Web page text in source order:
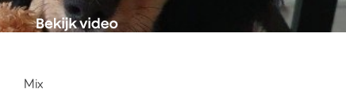
Mix